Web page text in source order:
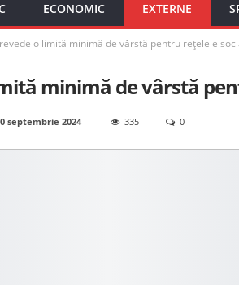
ECONOMIC EXTERNE
o limită minimă de vârstă pentru rețelele
minimă de vârstă
septembrie 2024 335 0